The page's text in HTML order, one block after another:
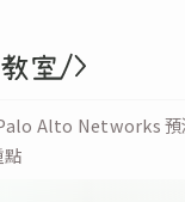
Alto Networks 預
點